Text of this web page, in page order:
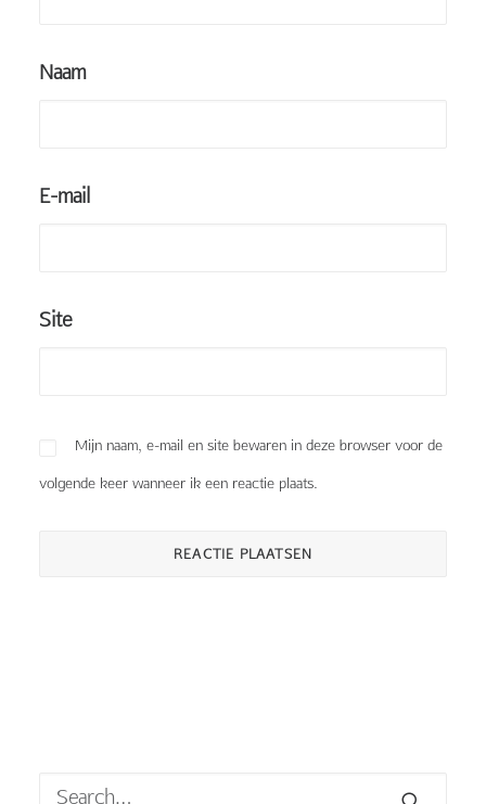
Naam
E-mail
Site
Mijn naam, e-mail en site bewaren in deze browser voor de
volgende keer wanneer ik een reactie plaats.